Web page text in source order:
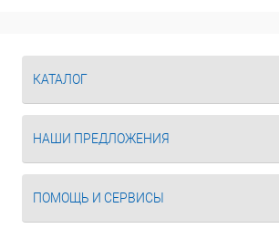
КАТАЛОГ
НАШИ ПРЕДЛОЖЕНИЯ
ПОМОЩЬ И СЕРВИСЫ